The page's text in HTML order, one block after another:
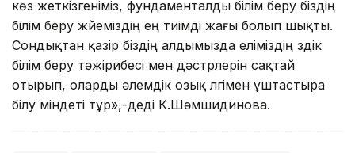
көз жеткізгеніміз, фундаменталды білім беру біздің
білім беру жүйеміздің ең тиімді жағы болып шықты.
Сондықтан қазір біздің алдымызда еліміздің үздік
білім беру тәжірибесі мен дәстүрлерін сақтай
отырып, оларды әлемдік озық үлгімен ұштастыра
білу міндеті тұр»,-деді К.Шәмшидинова.